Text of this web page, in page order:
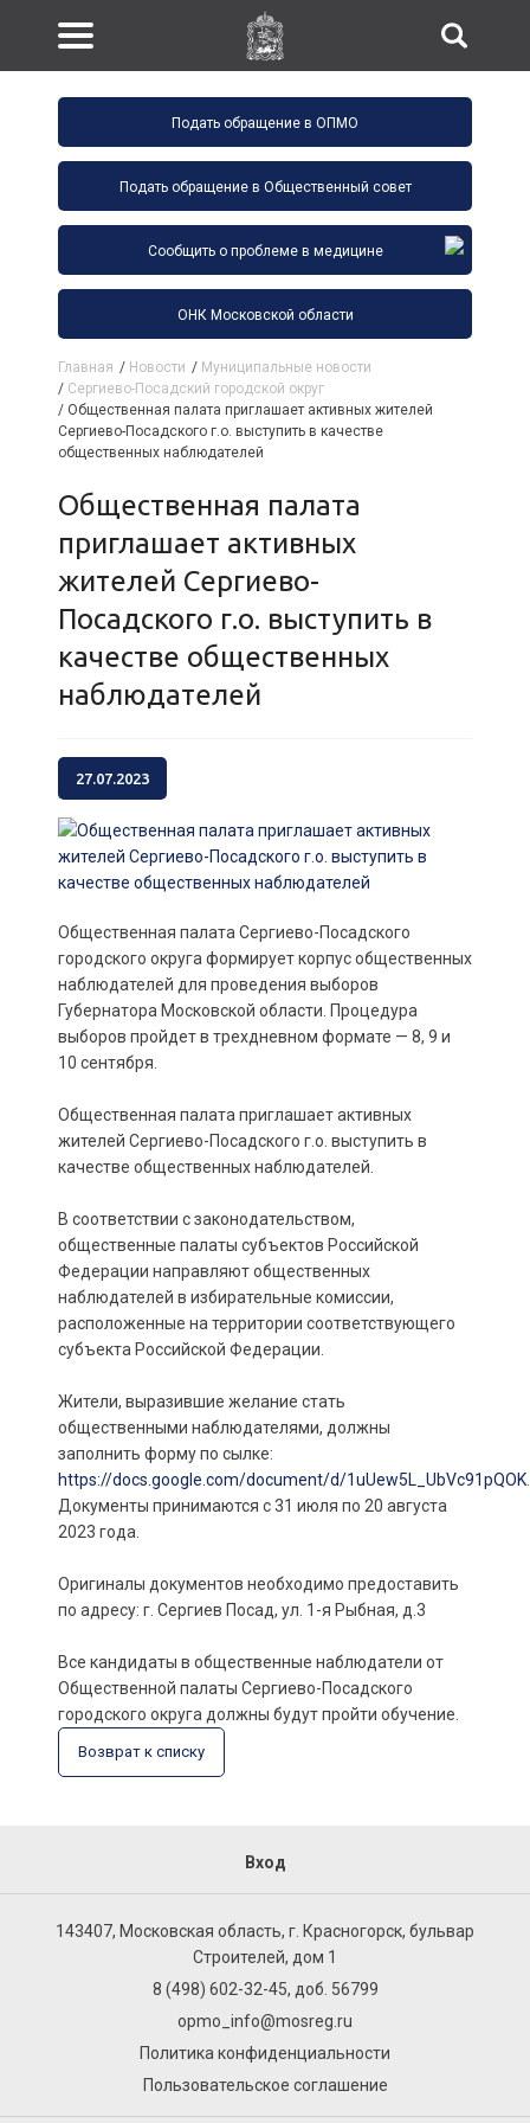
Подать обращение в ОПМО
Подать обращение в Общественный совет
Сообщить о проблеме в медицине
ОНК Московской области
Главная / Новости / Муниципальные новости
/ Сергиево-Посадский городской округ
/ Общественная палата приглашает активных жителей
Сергиево-Посадского г.о. выступить в качестве
общественных наблюдателей
Общественная палата
приглашает активных
жителей Сергиево-
Посадского г.о. выступить в
качестве общественных
наблюдателей
27.07.2023
Общественная палата Сергиево-Посадского
городского округа формирует корпус общественных
наблюдателей для проведения выборов
Губернатора Московской области. Процедура
выборов пройдет в трехдневном формате — 8, 9 и
10 сентября.
Общественная палата приглашает активных
жителей Сергиево-Посадского г.о. выступить в
качестве общественных наблюдателей.
В соответствии с законодательством,
общественные палаты субъектов Российской
Федерации направляют общественных
наблюдателей в избирательные комиссии,
расположенные на территории соответствующего
субъекта Российской Федерации.
Жители, выразившие желание стать
общественными наблюдателями, должны
заполнить форму по сылке:
https://docs.google.com/document/d/1uUew5L_UbVc91pQOK
Документы принимаются с 31 июля по 20 августа
2023 года.
Оригиналы документов необходимо предоставить
по адресу: г. Сергиев Посад, ул. 1-я Рыбная, д.3
Все кандидаты в общественные наблюдатели от
Общественной палаты Сергиево-Посадского
городского округа должны будут пройти обучение.
Возврат к списку
Вход
143407, Московская область, г. Красногорск, бульвар
Строителей, дом 1
8 (498) 602-32-45, доб. 56799
opmo_info@mosreg.ru
Политика конфиденциальности
Пользовательское соглашение